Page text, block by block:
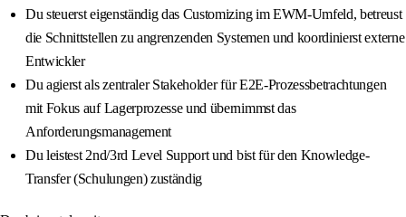
Du steuerst eigenständig das Customizing im EWM-Umfeld, betreust
die Schnittstellen zu angrenzenden Systemen und koordinierst externe
Entwickler
Du agierst als zentraler Stakeholder für E2E-Prozessbetrachtungen
mit Fokus auf Lagerprozesse und übernimmst das
Anforderungsmanagement
Du leistest 2nd/3rd Level Support und bist für den Knowledge-
Transfer (Schulungen) zuständig